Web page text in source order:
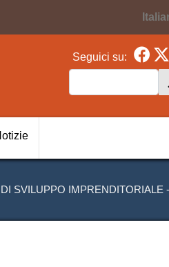
Seguici su:
principale MAF
SVILUPPO IMPRENDITORIALE